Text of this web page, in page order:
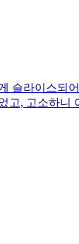
슬라이스되
고, 고소하니